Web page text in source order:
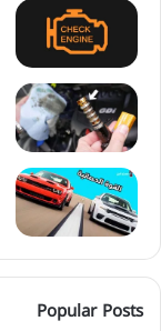
Popular Posts